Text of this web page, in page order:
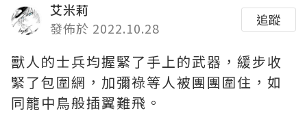
艾米莉
發佈於 2022.10.28
追蹤
獸人的士兵均握緊了手上的武器，緩步收
緊了包圍網，加彌祿等人被團團圍住，如
同籠中鳥般插翼難飛。